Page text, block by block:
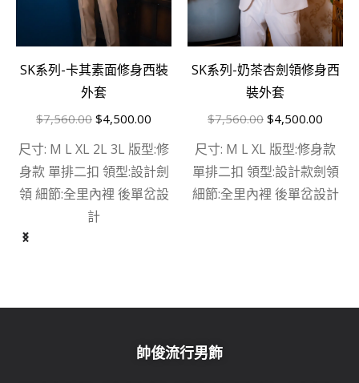
SK系列-卡其素面修身西裝
外套
$7,560.00 $4,500.00
尺寸: M L XL 2L 3L 版型:修
身款 單排二扣 領型:設計劍
領 細節:全里內裡 後單岔設
計
SK系列-奶茶杏劍領修身西
裝外套
$7,560.00 $4,500.00
尺寸: M L XL 版型:修身款
單排二扣 領型:設計款劍領
細節:全里內裡 後單岔設計
帥俊流行男飾